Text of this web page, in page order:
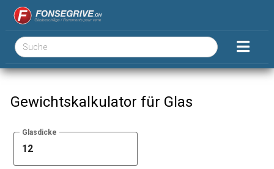
Gewichtskalkulator für Glas
Glasdicke